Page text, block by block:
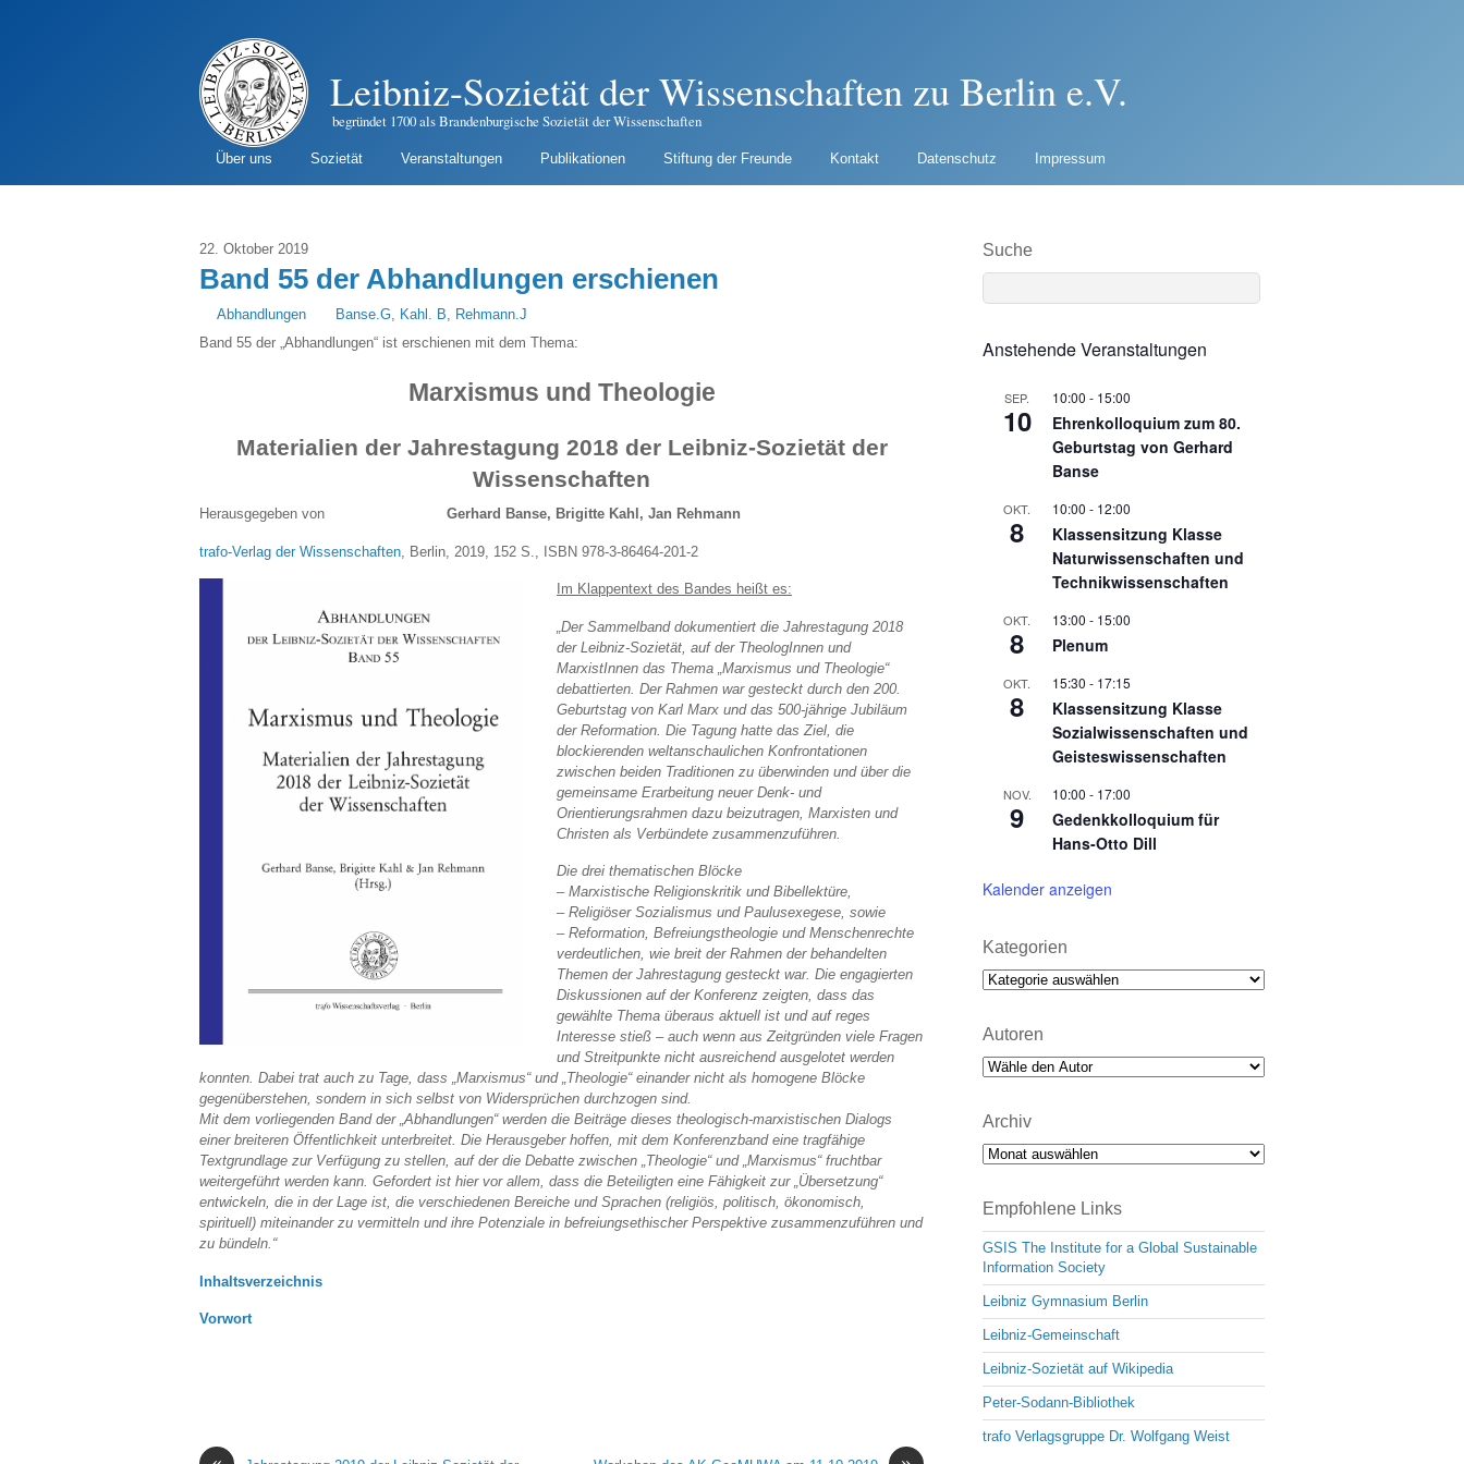
Leibniz-Sozietät der Wissenschaften zu Berlin e.V.
begründet 1700 als Brandenburgische Sozietät der Wissenschaften
Über uns Sozietät Veranstaltungen Publikationen Stiftung der Freunde Kontakt Datenschutz Impressum
22. Oktober 2019
Band 55 der Abhandlungen erschienen
Abhandlungen Banse.G Kahl. B
Rehmann.J
Band 55 der „Abhandlungen“ ist erschienen mit dem Thema:
Marxismus und Theologie
Materialien der Jahrestagung 2018 der Leibniz-Sozietät der
Wissenschaften
Herausgegeben von Gerhard Banse, Brigitte Kahl, Jan Rehmann
trafo-Verlag der Wissenschaften , Berlin, 2019, 152 S., ISBN 978-3-86464-201-2
Im Klappentext des Bandes heißt es:
„Der Sammelband dokumentiert die Jahrestagung 2018
der Leibniz-Sozietät, auf der TheologInnen und
MarxistInnen das Thema „Marxismus und Theologie“
debattierten. Der Rahmen war gesteckt durch den 200.
Geburtstag von Karl Marx und das 500-jährige Jubiläum
der Reformation. Die Tagung hatte das Ziel, die
blockierenden weltanschaulichen Konfrontationen
zwischen beiden Traditionen zu überwinden und über die
gemeinsame Erarbeitung neuer Denk- und
Orientierungsrahmen dazu beizutragen, Marxisten und
Christen als Verbündete zusammenzuführen.
Die drei thematischen Blöcke
– Marxistische Religionskritik und Bibellektüre,
– Religiöser Sozialismus und Paulusexegese, sowie
– Reformation, Befreiungstheologie und Menschenrechte
verdeutlichen, wie breit der Rahmen der behandelten
Themen der Jahrestagung gesteckt war. Die engagierten
Diskussionen auf der Konferenz zeigten, dass das
gewählte Thema überaus aktuell ist und auf reges
Interesse stieß – auch wenn aus Zeitgründen viele Fragen
und Streitpunkte nicht ausreichend ausgelotet werden
konnten. Dabei trat auch zu Tage, dass „Marxismus“ und „Theologie“ einander nicht als homogene Blöcke
gegenüberstehen, sondern in sich selbst von Widersprüchen durchzogen sind.
Mit dem vorliegenden Band der „Abhandlungen“ werden die Beiträge dieses theologisch-marxistischen Dialogs
einer breiteren Öffentlichkeit unterbreitet. Die Herausgeber hoffen, mit dem Konferenzband eine tragfähige
Textgrundlage zur Verfügung zu stellen, auf der die Debatte zwischen „Theologie“ und „Marxismus“ fruchtbar
weitergeführt werden kann. Gefordert ist hier vor allem, dass die Beteiligten eine Fähigkeit zur „Übersetzung“
entwickeln, die in der Lage ist, die verschiedenen Bereiche und Sprachen (religiös, politisch, ökonomisch,
spirituell) miteinander zu vermitteln und ihre Potenziale in befreiungsethischer Perspektive zusammenzuführen und
zu bündeln.“
Inhaltsverzeichnis
Vorwort
Suche
Anstehende Veranstaltungen
SEP.
10
10:00 - 15:00
Ehrenkolloquium zum 80.
Geburtstag von Gerhard
Banse
OKT.
8
10:00 - 12:00
Klassensitzung Klasse
Naturwissenschaften und
Technikwissenschaften
OKT.
8
13:00 - 15:00
Plenum
OKT.
8
15:30 - 17:15
Klassensitzung Klasse
Sozialwissenschaften und
Geisteswissenschaften
NOV.
9
10:00 - 17:00
Gedenkkolloquium für
Hans-Otto Dill
Kalender anzeigen
Kategorien
Kategorien
Autoren
Archiv
Archiv
Empfohlene Links
GSIS The Institute for a Global Sustainable
Information Society
Leibniz Gymnasium Berlin
Leibniz-Gemeinschaft
Leibniz-Sozietät auf Wikipedia
Peter-Sodann-Bibliothek
trafo Verlagsgruppe Dr. Wolfgang Weist